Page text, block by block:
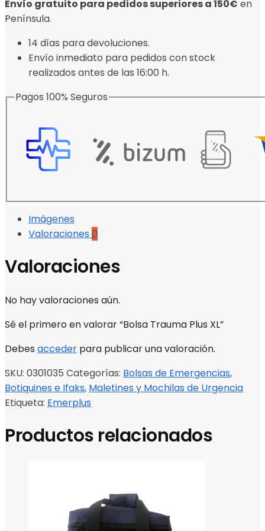
Envío gratuito para pedidos superiores a 150€ en
Península.
14 días para devoluciones.
Envío inmediato para pedidos con stock
realizados antes de las 16:00 h.
Pagos 100% Seguros
Imágenes
Valoraciones 0
Valoraciones
No hay valoraciones aún.
Sé el primero en valorar “Bolsa Trauma Plus XL”
Debes acceder para publicar una valoración.
SKU: 0301035 Categorías: Bolsas de Emergencias,
Botiquines e Ifaks, Maletines y Mochilas de Urgencia
Etiqueta: Emerplus
Productos relacionados